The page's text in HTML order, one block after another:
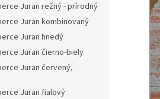
Juran režný - prírodný
Juran kombinovaný
Juran hnedý
Juran čierno-biely
Juran červený,
Juran fialový